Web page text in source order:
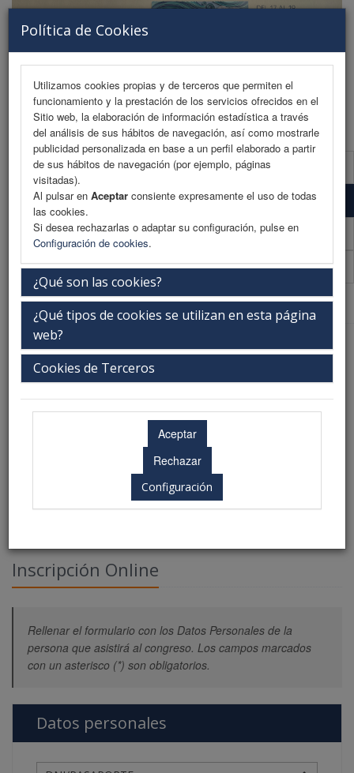
Política de Cookies
Utilizamos cookies propias y de terceros que permiten el
funcionamiento y la prestación de los servicios ofrecidos en el
Sitio web, la elaboración de información estadística a través
del análisis de sus hábitos de navegación, así como mostrarle
publicidad personalizada en base a un perfil elaborado a partir
de sus hábitos de navegación (por ejemplo, páginas
visitadas).
Al pulsar en Aceptar consiente expresamente el uso de todas
las cookies.
Si desea rechazarlas o adaptar su configuración, pulse en
Configuración de cookies.
¿Qué son las cookies?
¿Qué tipos de cookies se utilizan en esta página
web?
Cookies de Terceros
Configuración
MENU
Información de inscripción
Inscripción online
Boletín inscripcion (PDF)
Becas
Web Patrocinada
Inscripción Online
Rellenar el formulario con los Datos Personales de la
persona que asistirá al congreso. Los campos marcados
con un asterisco (*) son obligatorios.
Datos personales